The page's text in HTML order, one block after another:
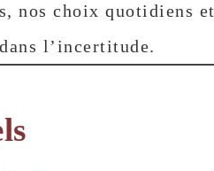
nos choix quotidiens et
l’incertitude.